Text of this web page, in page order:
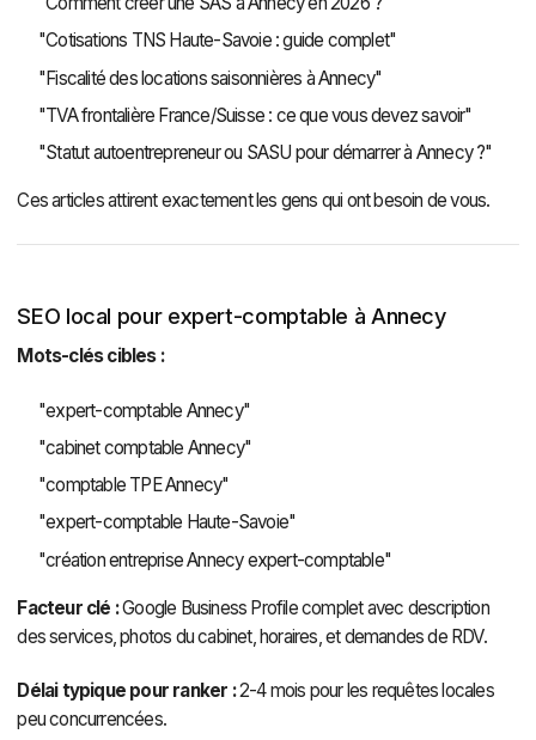
"Cotisations TNS Haute-Savoie : guide complet"
"Fiscalité des locations saisonnières à Annecy"
"TVA frontalière France/Suisse : ce que vous devez savoir"
"Statut autoentrepreneur ou SASU pour démarrer à Annecy ?"
Ces articles attirent exactement les gens qui ont besoin de vous.
SEO local pour expert-comptable à Annecy
Mots-clés cibles :
"expert-comptable Annecy"
"cabinet comptable Annecy"
"comptable TPE Annecy"
"expert-comptable Haute-Savoie"
"création entreprise Annecy expert-comptable"
Facteur clé :Google Business Profile complet avec description
des services, photos du cabinet, horaires, et demandes de RDV.
Délai typique pour ranker :2-4 mois pour les requêtes locales
peu concurrencées.